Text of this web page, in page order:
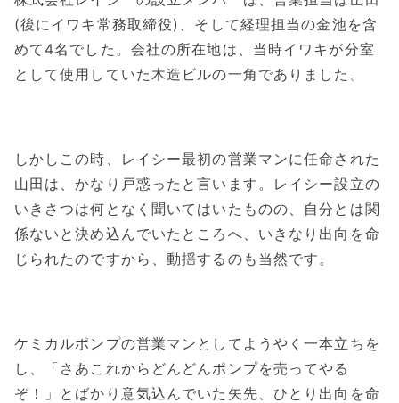
(後にイワキ常務取締役)、そして経理担当の金池を含
めて4名でした。会社の所在地は、当時イワキが分室
として使用していた木造ビルの一角でありました。
しかしこの時、レイシー最初の営業マンに任命された
山田は、かなり戸惑ったと言います。レイシー設立の
いきさつは何となく聞いてはいたものの、自分とは関
係ないと決め込んでいたところへ、いきなり出向を命
じられたのですから、動揺するのも当然です。
ケミカルポンプの営業マンとしてようやく一本立ちを
し、「さあこれからどんどんポンプを売ってやる
ぞ！」とばかり意気込んでいた矢先、ひとり出向を命